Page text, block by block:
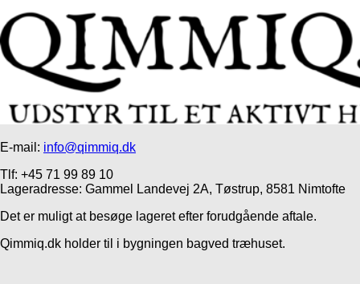
E-mail: info@qimmiq.dk
Tlf: +45 71 99 89 10
Lageradresse: Gammel Landevej 2A, Tøstrup, 8581 Nimtofte
Det er muligt at besøge lageret efter forudgående aftale.
Qimmiq.dk holder til i bygningen bagved træhuset.